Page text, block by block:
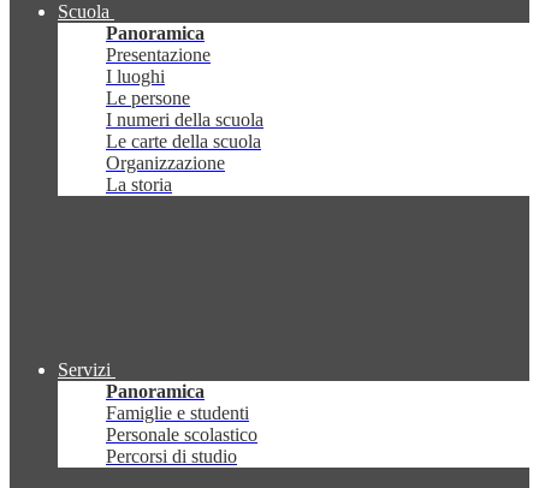
Scuola
Panoramica
Presentazione
I luoghi
Le persone
I numeri della scuola
Le carte della scuola
Organizzazione
La storia
Servizi
Panoramica
Famiglie e studenti
Personale scolastico
Percorsi di studio